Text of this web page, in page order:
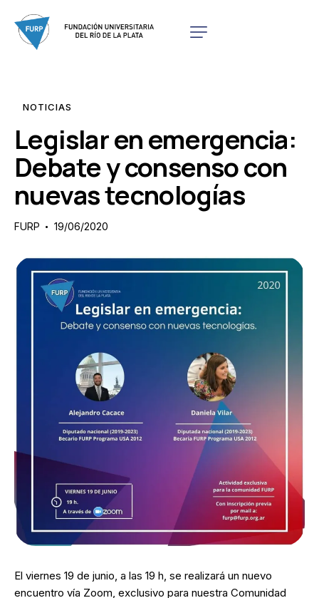
NOTICIAS
Legislar en emergencia:
Debate y consenso con
nuevas tecnologías
FURP 19/06/2020
El viernes 19 de junio, a las 19 h, se realizará un nuevo
encuentro vía Zoom, exclusivo para nuestra Comunidad